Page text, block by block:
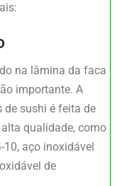
na lâmina da faca
importante. A
sushi é feita de
qualidade, como
10, aço inoxidável
de